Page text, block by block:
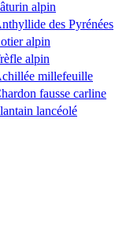
alpin
des Pyrénées
alpin
alpin
millefeuille
fausse carline
lancéolé